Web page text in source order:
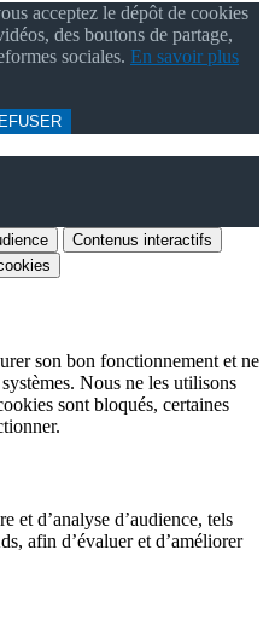
acceptez le dépôt de cookies
des boutons de partage,
sociales. En savoir plus
Contenus interactifs
son bon fonctionnement et ne
Nous ne les utilisons
sont bloqués, certaines
et d’analyse d’audience, tels
afin d’évaluer et d’améliorer